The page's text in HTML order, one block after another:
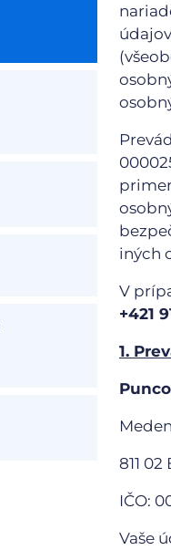
iných
V
+421
1.
811
IČO:
Vaše